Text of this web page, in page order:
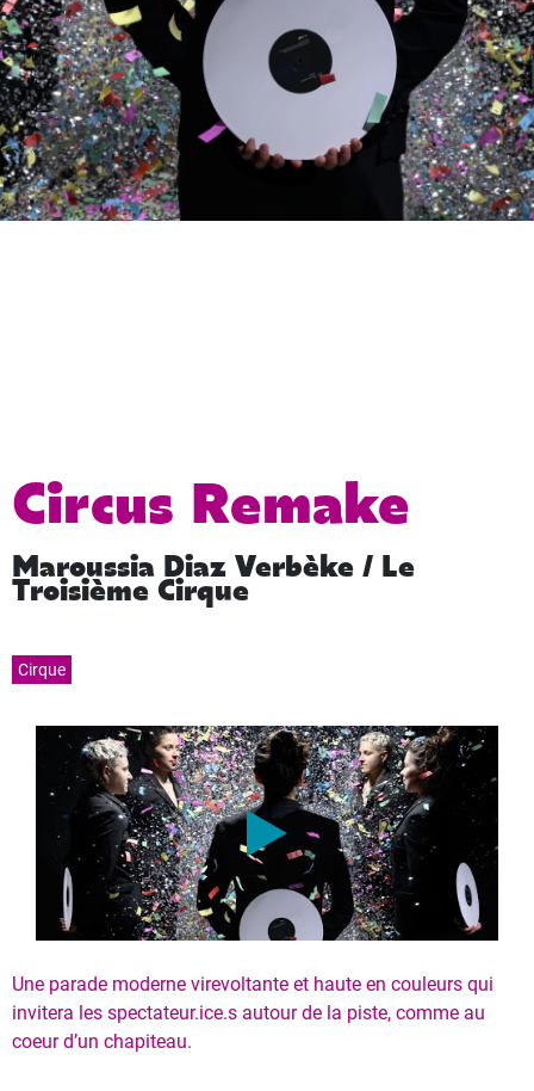
Circus Remake
Maroussia Diaz Verbèke / Le
Troisième Cirque
Cirque
Une parade moderne virevoltante et haute en couleurs qui
invitera les spectateur.ice.s autour de la piste, comme au
coeur d’un chapiteau.